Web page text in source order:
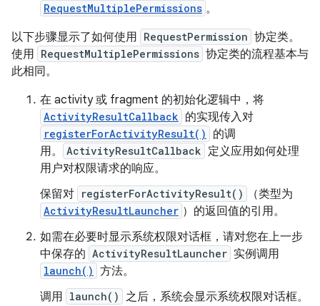
RequestMultiplePermissions 。
以下步骤显示了如何使用 RequestPermission 协定类。
使用 RequestMultiplePermissions 协定类的流程基本与
此相同。
在 activity 或 fragment 的初始化逻辑中，将
ActivityResultCallback 的实现传入对
registerForActivityResult()
的调
用。
ActivityResultCallback 定义应用如何处理
用户对权限请求的响应。
保留对 registerForActivityResult() （类型为
ActivityResultLauncher ）的返回值的引用。
如需在必要时显示系统权限对话框，请对您在上一步
中保存的 ActivityResultLauncher 实例调用
launch() 方法。
调用 launch() 之后，系统会显示系统权限对话框。